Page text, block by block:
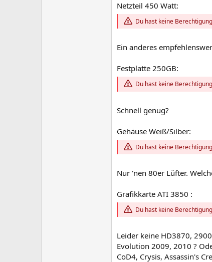
Netzteil 450 Watt:
Du hast keine
Ein anderes
Festplatte 250GB:
Du hast keine
Schnell genug?
Gehäuse Weiß/Silber:
Du hast keine
Nur 'nen 80er Lüfter.
Grafikkarte ATI 3850 :
Du hast keine
Leider keine HD3870,
Evolution 2009, 2010 ?
CoD4, Crysis, Assassin's